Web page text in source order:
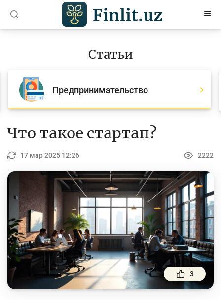
Все статьи
Для банковских агентов
Платежи и переводы
Финансовый рынок
Денежно-кредитная политика и ее элементы
Финансовая безопасность
Права потребителей банковских услуг
Статьи
Предпринимательство
Что такое стартап?
17 мар 2025 12:26 2222
3